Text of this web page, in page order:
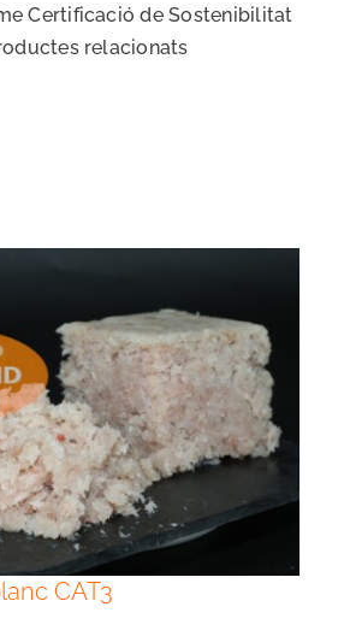
Certificació de Sostenibilitat
relacionats
peix blanc CAT3
CAT3